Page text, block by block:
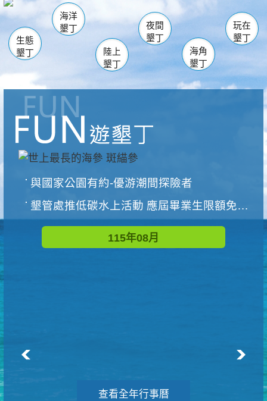
南仁湖
海生館
恆春 佳樂水
龍鑾潭自然中心 森林遊樂區
瓊麻館
關山 墾管處遊客中心
社頂公園 風吹沙
船帆石
白砂 龍磐公園
香蕉灣
砂島
鵝鑾鼻
生態
墾丁
海洋
墾丁
陸上
墾丁
夜間
墾丁
海角
墾丁
玩在
墾丁
與國家公園有約-優游潮間探險者
墾管處推低碳水上活動 應屆畢業生限額免費參加
115年08月
查看全年行事曆